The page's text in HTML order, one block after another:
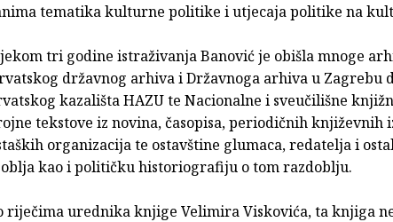
tematika kulturne politike i utjecaja politike na
tri godine istraživanja Banović je obišla mnoge
državnog arhiva i Državnoga arhiva u Zagrebu
kazališta HAZU te Nacionalne i sveučilišne
tekstove iz novina, časopisa, periodičnih književnih
organizacija te ostavštine glumaca, redatelja i
kao i političku historiografiju o tom razdoblju.
riječima urednika knjige Velimira Viskovića, ta knjiga